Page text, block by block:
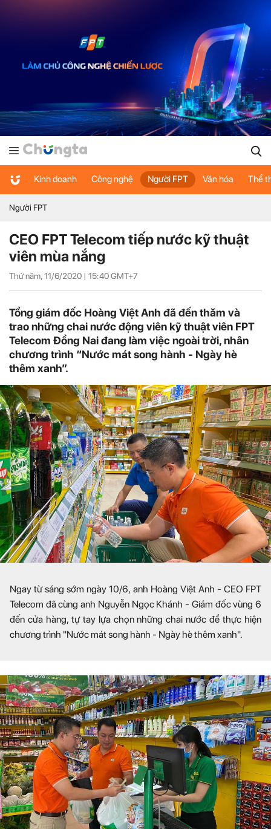
Kinh doanh Công nghệ Người FPT Văn hóa Thể
Người FPT
CEO FPT Telecom tiếp nước kỹ thuật
viên mùa nắng
Thứ năm, 11/6/2020 | 15:40GMT+7
Tổng giám đốc Hoàng Việt Anh đã đến thăm và
trao những chai nước động viên kỹ thuật viên FPT
Telecom Đồng Nai đang làm việc ngoài trời, nhân
chương trình “Nước mát song hành - Ngày hè
thêm xanh”.
Ngay từ sáng sớm ngày 10/6, anh Hoàng Việt Anh - CEO FPT
Telecom đã cùng anh Nguyễn Ngọc Khánh - Giám đốc vùng 6
đến cửa hàng, tự tay lựa chọn những chai nước để thực hiện
chương trình "Nước mát song hành - Ngày hè thêm xanh".